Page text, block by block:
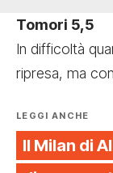
Tomori 5,5
In difficoltà
ripresa, ma
LEGGI ANCHE
Il Milan di